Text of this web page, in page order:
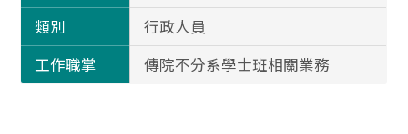
類別
行政人員
工作職掌
傳院不分系學士班相關業務